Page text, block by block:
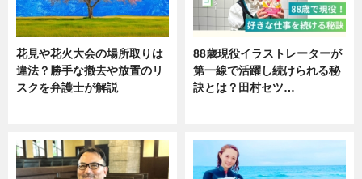
花見や花火大会の場所取りは
違法？勝手な撤去や放置のリ
スクを弁護士が解説
88歳現役イラストレーターが
第一線で活躍し続けられる秘
訣とは？田村セツ…